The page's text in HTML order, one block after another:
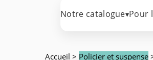
Notre catalogue▾Pour
Accueil > Policier et suspense